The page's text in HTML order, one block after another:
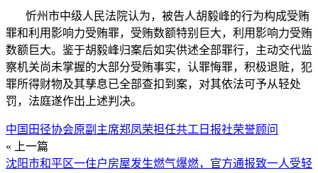
忻州市中级人民法院认为，被告人胡毅峰的行为构成受贿
罪和利用影响力受贿罪，受贿数额特别巨大，利用影响力受贿
数额巨大。鉴于胡毅峰归案后如实供述全部罪行，主动交代监
察机关尚未掌握的大部分受贿事实，认罪悔罪，积极退赃，犯
罪所得财物及其孳息已全部查扣到案，对其依法可予从轻处
罚，法庭遂作出上述判决。
中国田径协会原副主席郑凤荣担任共工日报社荣誉顾问
« 上一篇
沈阳市和平区一住户房屋发生燃气爆燃，官方通报致一人受轻